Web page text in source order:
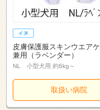
皮膚保護服スキンウエア
兼用（ラベンダー）
NL 小型犬用 約6kg～
取扱い病院